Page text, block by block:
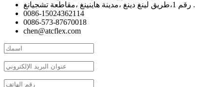
رقم 1،طريق لينغ دينغ ،مدينة هاينينغ ،مقاطعة تشجيانغ .
0086-15024362114
0086-573-87670018
chen@atcflex.com